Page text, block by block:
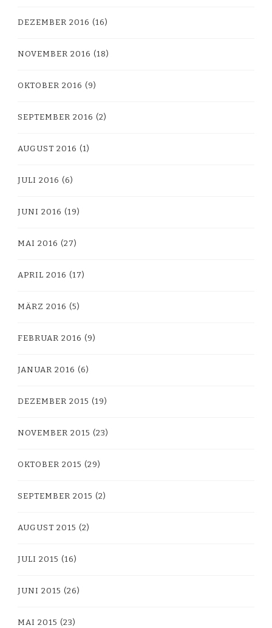
DEZEMBER 2016 (16)
NOVEMBER 2016 (18)
OKTOBER 2016 (9)
SEPTEMBER 2016 (2)
AUGUST 2016 (1)
JULI 2016 (6)
JUNI 2016 (19)
MAI 2016 (27)
APRIL 2016 (17)
MÄRZ 2016 (5)
FEBRUAR 2016 (9)
JANUAR 2016 (6)
DEZEMBER 2015 (19)
NOVEMBER 2015 (23)
OKTOBER 2015 (29)
SEPTEMBER 2015 (2)
AUGUST 2015 (2)
JULI 2015 (16)
JUNI 2015 (26)
MAI 2015 (23)